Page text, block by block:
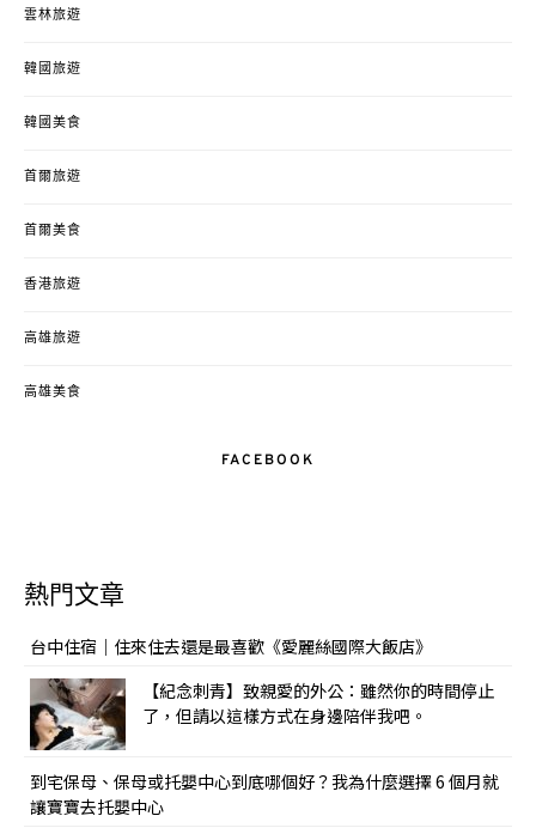
雲林旅遊
韓國旅遊
韓國美食
首爾旅遊
首爾美食
香港旅遊
高雄旅遊
高雄美食
FACEBOOK
熱門文章
台中住宿｜住來住去還是最喜歡《愛麗絲國際大飯店》
【紀念刺青】致親愛的外公：雖然你的時間停止
了，但請以這樣方式在身邊陪伴我吧。
到宅保母、保母或托嬰中心到底哪個好？我為什麼選擇 6 個月就
讓寶寶去托嬰中心